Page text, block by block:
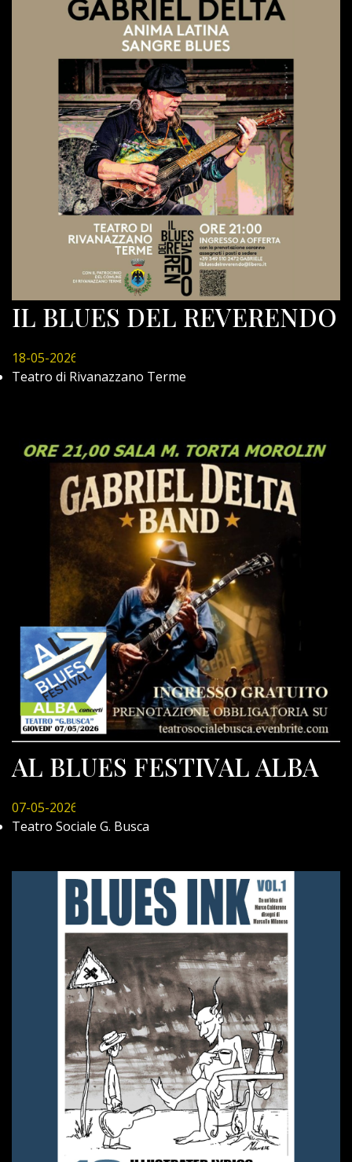
IL BLUES DEL REVERENDO
18-05-2026
Teatro di Rivanazzano Terme
AL BLUES FESTIVAL ALBA
07-05-2026
Teatro Sociale G. Busca